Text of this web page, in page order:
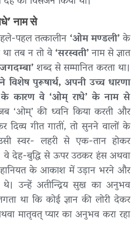
नाम से
पहल तत्कालीन‘ओम मण्डली’के
तब न तो वे‘सरस्वती’नाम से ज्ञात
शब्द से सम्मानित करता था।
विशेष पुरूषार्थ, अपनी उच्च धारणा
के कारण वे ‘ओम् राधे’ के नाम से
‘ओम्’ की ध्वनि किया करती और
दिव्य गीत गातीं, तो सुनने वालों के
स्वर- लहरी से एक-तान होकर
वे देह-बुद्धि से ऊपर उठकर हंस अथवा
के आकाश में उड़ान भरने और
उन्हें अतीन्द्रिय सुख का अनुभव
था कि कोई ज्ञान की लोरी देकर
मातृवत् प्यार का अनुभव करा रहा